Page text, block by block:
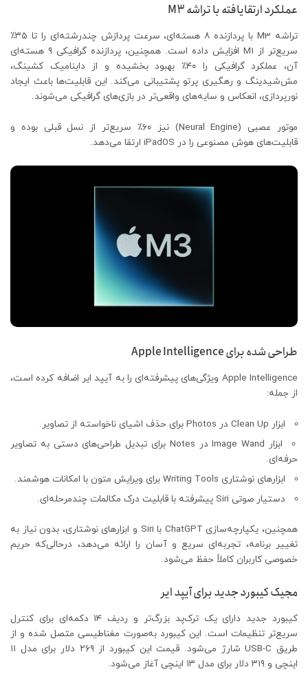
عملکرد ارتقا‌یافته با تراشه M3
تراشه M3 با پردازنده ۸ هسته‌ای، سرعت پردازش چندرشته‌ای را تا ۳۵٪
سریع‌تر از M1 افزایش داده است. همچنین، پردازنده گرافیکی ۹ هسته‌ای
آن، عملکرد گرافیکی را ۴۰٪ بهبود بخشیده و از داینامیک کشینگ،
مش‌شیدینگ و رهگیری پرتو پشتیبانی می‌کند. این قابلیت‌ها باعث ایجاد
نورپردازی، انعکاس و سایه‌های واقعی‌تر در بازی‌های گرافیکی می‌شوند.
موتور عصبی (Neural Engine) نیز ۶۰٪ سریع‌تر از نسل قبلی بوده و
قابلیت‌های هوش مصنوعی را در iPadOS ارتقا می‌دهد.
طراحی شده برای Apple Intelligence
Apple Intelligence ویژگی‌های پیشرفته‌ای را به آیپد ایر اضافه کرده است،
از جمله:
ابزار Clean Up در Photos برای حذف اشیای ناخواسته از تصاویر.
ابزار Image Wand در Notes برای تبدیل طراحی‌های دستی به تصاویر
حرفه‌ای.
ابزارهای نوشتاری Writing Tools برای ویرایش متون با امکانات هوشمند.
دستیار صوتی Siri پیشرفته با قابلیت درک مکالمات چندمرحله‌ای.
همچنین، یکپارچه‌سازی ChatGPT با Siri و ابزارهای نوشتاری، بدون نیاز به
تغییر برنامه، تجربه‌ای سریع و آسان را ارائه می‌دهد، درحالی‌که حریم
خصوصی کاربران کاملاً حفظ می‌شود.
مجیک کیبورد جدید برای آیپد ایر
کیبورد جدید دارای یک ترک‌پد بزرگ‌تر و ردیف ۱۴ دکمه‌ای برای کنترل
سریع‌تر تنظیمات است. این کیبورد به‌صورت مغناطیسی متصل شده و از
طریق USB-C شارژ می‌شود. قیمت این کیبورد از ۲۶۹ دلار برای مدل ۱۱
اینچی و ۳۱۹ دلار برای مدل ۱۳ اینچی آغاز می‌شود.